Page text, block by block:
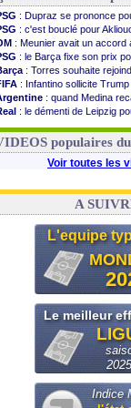
: Dupraz se prononce
: c'est bouclé pour
: Meunier avait un accord
: le Barça fixe son prix
: Torres souhaite
: Infantino sollicite Trump
: quand Medina
: le démenti de Leipzig
: le conseiller d'Infantino
populaires
Voir toutes les
A
L'equipe
Le meilleur
Indice